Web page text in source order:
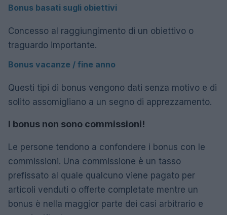
Bonus basati sugli obiettivi
Concesso al raggiungimento di un obiettivo o
traguardo importante.
Bonus vacanze / fine anno
Questi tipi di bonus vengono dati senza motivo e di
solito assomigliano a un segno di apprezzamento.
I bonus non sono commissioni!
Le persone tendono a confondere i bonus con le
commissioni. Una commissione è un tasso
prefissato al quale qualcuno viene pagato per
articoli venduti o offerte completate mentre un
bonus è nella maggior parte dei casi arbitrario e